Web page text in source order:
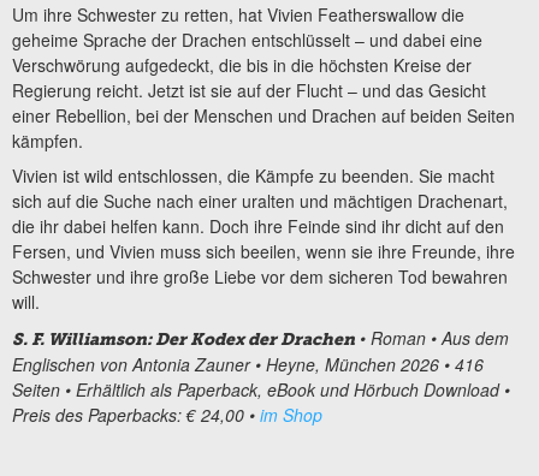
Um ihre Schwester zu retten, hat Vivien Featherswallow die
geheime Sprache der Drachen entschlüsselt – und dabei eine
Verschwörung aufgedeckt, die bis in die höchsten Kreise der
Regierung reicht. Jetzt ist sie auf der Flucht – und das Gesicht
einer Rebellion, bei der Menschen und Drachen auf beiden Seiten
kämpfen.
Vivien ist wild entschlossen, die Kämpfe zu beenden. Sie macht
sich auf die Suche nach einer uralten und mächtigen Drachenart,
die ihr dabei helfen kann. Doch ihre Feinde sind ihr dicht auf den
Fersen, und Vivien muss sich beeilen, wenn sie ihre Freunde, ihre
Schwester und ihre große Liebe vor dem sicheren Tod bewahren
will.
S. F. Williamson: Der Kodex der Drachen • Roman • Aus dem
Englischen von Antonia Zauner • Heyne, München 2026 • 416
Seiten • Erhältlich als Paperback, eBook und Hörbuch Download •
Preis des Paperbacks: € 24,00 • im Shop